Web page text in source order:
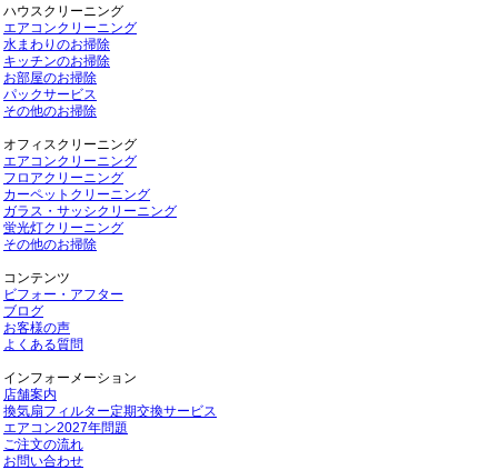
ハウスクリーニング
エアコンクリーニング
水まわりのお掃除
キッチンのお掃除
お部屋のお掃除
パックサービス
その他のお掃除
オフィスクリーニング
エアコンクリーニング
フロアクリーニング
カーペットクリーニング
ガラス・サッシクリーニング
蛍光灯クリーニング
その他のお掃除
コンテンツ
ビフォー・アフター
ブログ
お客様の声
よくある質問
インフォーメーション
店舗案内
換気扇フィルター定期交換サービス
エアコン2027年問題
ご注文の流れ
お問い合わせ